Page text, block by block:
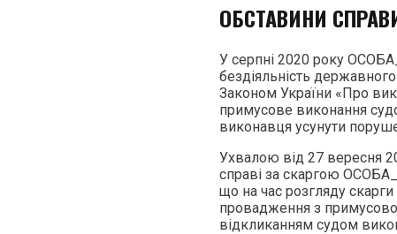
ОБСТАВИНИ
У серпні 2020 року
бездіяльність
Законом України «Про
примусове виконання
виконавця усунути
Ухвалою від 27 вересня
справі за скаргою
що на час розгляду
провадження з
відкликанням судом